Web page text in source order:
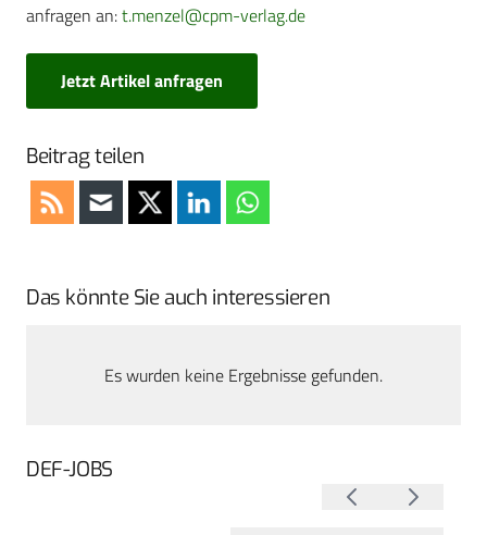
anfragen an:t.menzel@cpm-verlag.de
Jetzt Artikel anfragen
Beitrag teilen
Das könnte Sie auch interessieren
Es wurden keine Ergebnisse gefunden.
DEF-JOBS